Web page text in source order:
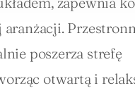
aranżacji.
poszerza strefę
otwartą i